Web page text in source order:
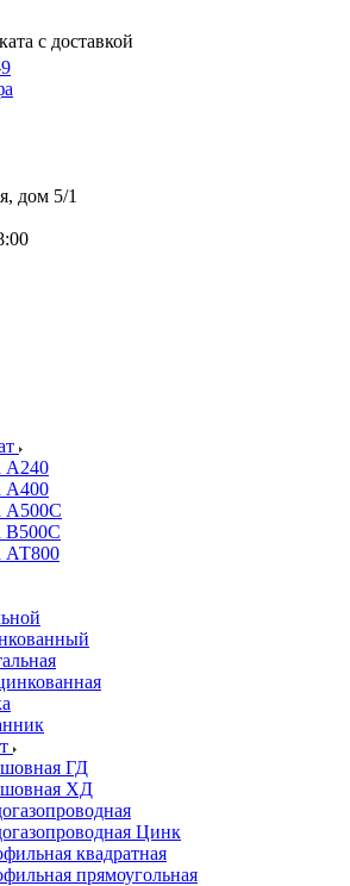
с доставкой
дом 5/1
А240
А400
А500C
В500С
АТ800
ГД
ХД
Цинк
квадратная
прямоугольная